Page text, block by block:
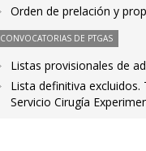
Orden de prelación y
CONVOCATORIAS DE PTGAS
Listas provisionales de
Lista definitiva
Servicio Cirugía